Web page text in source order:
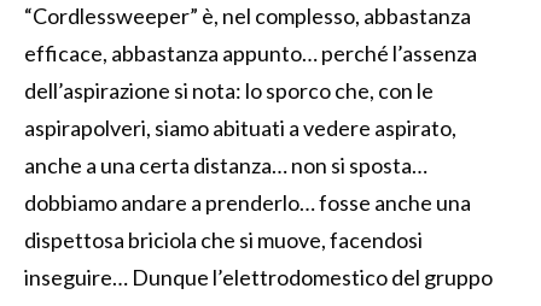
“Cordlessweeper” è, nel complesso, abbastanza
efficace, abbastanza appunto… perché l’assenza
dell’aspirazione si nota: lo sporco che, con le
aspirapolveri, siamo abituati a vedere aspirato,
anche a una certa distanza… non si sposta…
dobbiamo andare a prenderlo… fosse anche una
dispettosa briciola che si muove, facendosi
inseguire… Dunque l’elettrodomestico del gruppo